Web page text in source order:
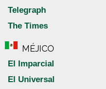
Telegraph
The Times
MÉJICO
El Imparcial
El Universal